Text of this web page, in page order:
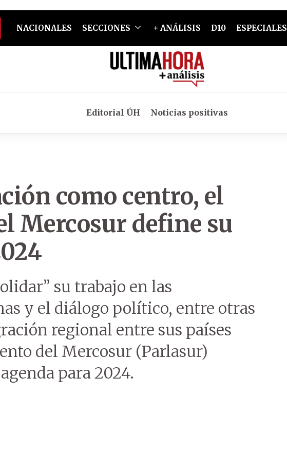
NACIONALES SECCIONES + ANÁLISIS D10 ESPECIALES
Editorial ÚH Noticias positivas
como centro, el
Mercosur define su
su trabajo en las
y el diálogo político, entre otras
regional entre sus países
del Mercosur (Parlasur)
para 2024.